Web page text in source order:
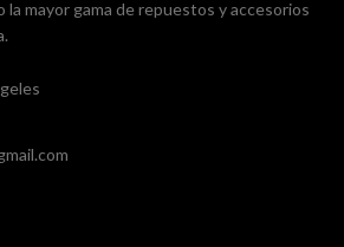
mayor gama de repuestos y accesorios